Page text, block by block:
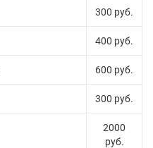
300 руб.
400 руб.
600 руб.
300 руб.
2000
руб.